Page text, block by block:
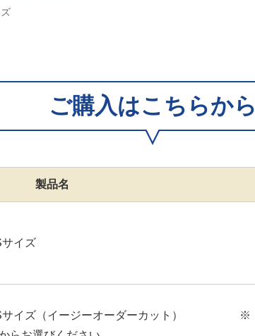
ご購入はこちらから
製品名
イズ
サイズ（イージーオーダーカット） ※